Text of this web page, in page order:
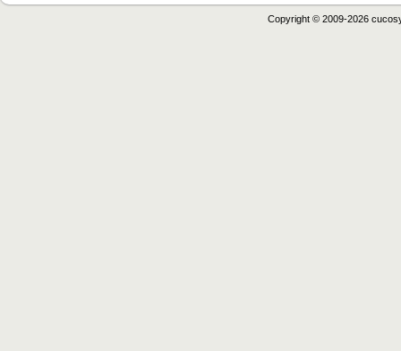
Copyright © 2009-2026